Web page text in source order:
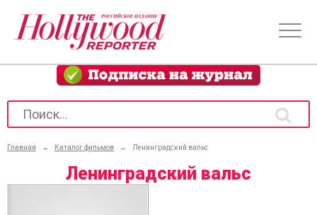
Главная → Каталог фильмов → Ленинградский вальс
Ленинградский вальс